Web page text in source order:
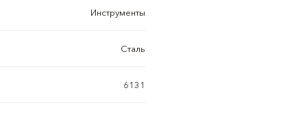
Инструменты
Сталь
6131